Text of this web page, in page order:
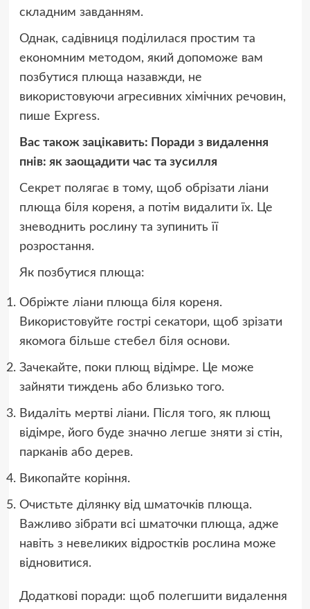
складним завданням.
Однак, садівниця поділилася простим та
економним методом, який допоможе вам
позбутися плюща назавжди, не
використовуючи агресивних хімічних речовин,
пише Express.
Вас також зацікавить: Поради з видалення
пнів: як заощадити час та зусилля
Секрет полягає в тому, щоб обрізати ліани
плюща біля кореня, а потім видалити їх. Це
зневоднить рослину та зупинить її
розростання.
Як позбутися плюща:
Обріжте ліани плюща біля кореня.
Використовуйте гострі секатори, щоб зрізати
якомога більше стебел біля основи.
Зачекайте, поки плющ відімре. Це може
зайняти тиждень або близько того.
Видаліть мертві ліани. Після того, як плющ
відімре, його буде значно легше зняти зі стін,
парканів або дерев.
Викопайте коріння.
Очистьте ділянку від шматочків плюща.
Важливо зібрати всі шматочки плюща, адже
навіть з невеликих відростків рослина може
відновитися.
Додаткові поради: щоб полегшити видалення